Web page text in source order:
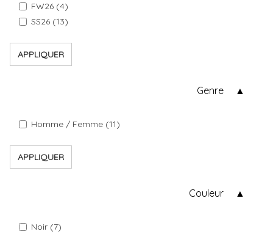
FW26 (4)
SS26 (13)
APPLIQUER
Genre
Homme / Femme (11)
APPLIQUER
Couleur
Noir (7)